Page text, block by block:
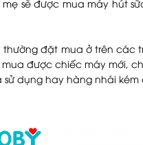
sẽ được mua máy hút
thường đặt mua ở trên
được chiếc máy mới,
dụng hay hàng nhái